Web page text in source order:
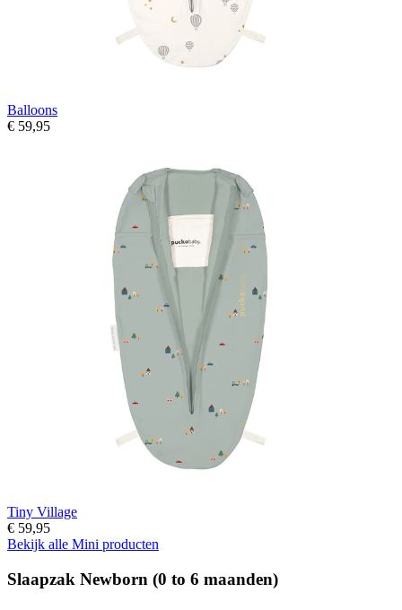
Balloons
€ 59,95
Tiny Village
€ 59,95
Bekijk alle Mini producten
Slaapzak Newborn (0 to 6 maanden)